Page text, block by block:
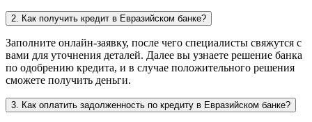
2. Как получить кредит в Евразийском банке?
Заполните онлайн-заявку, после чего специалисты свяжутся с
вами для уточнения деталей. Далее вы узнаете решение банка
по одобрению кредита, и в случае положительного решения
сможете получить деньги.
3. Как оплатить задолженность по кредиту в Евразийском банке?